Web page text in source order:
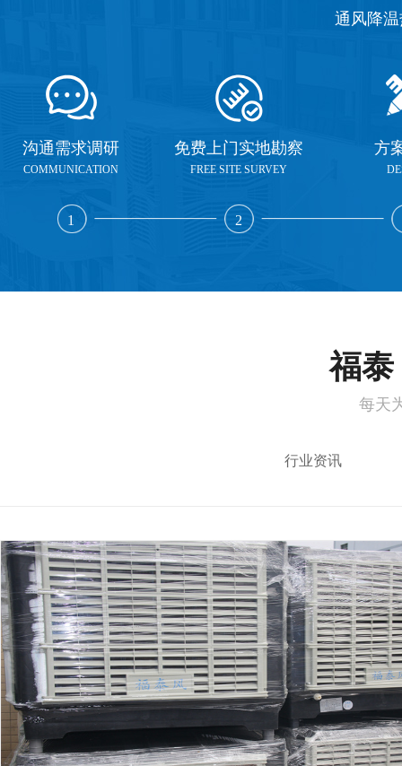
通风降
沟通需求调研
COMMUNICATION
1
免费上门实地勘察
FREE SITE SURVEY
2
方
福泰
每天
行业资讯